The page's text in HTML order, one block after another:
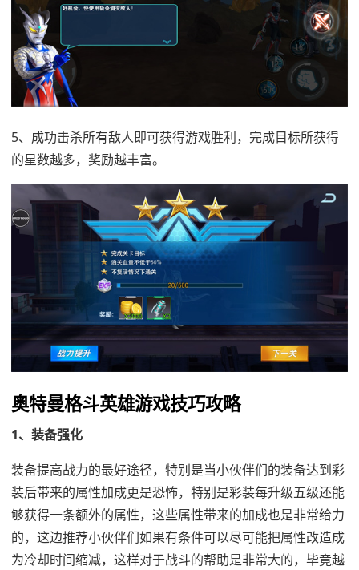
5、成功击杀所有敌人即可获得游戏胜利，完成目标所获得
的星数越多，奖励越丰富。
奥特曼格斗英雄游戏技巧攻略
1、装备强化
装备提高战力的最好途径，特别是当小伙伴们的装备达到彩
装后带来的属性加成更是恐怖，特别是彩装每升级五级还能
够获得一条额外的属性，这些属性带来的加成也是非常给力
的，这边推荐小伙伴们如果有条件可以尽可能把属性改造成
为冷却时间缩减，这样对于战斗的帮助是非常大的，毕竟越